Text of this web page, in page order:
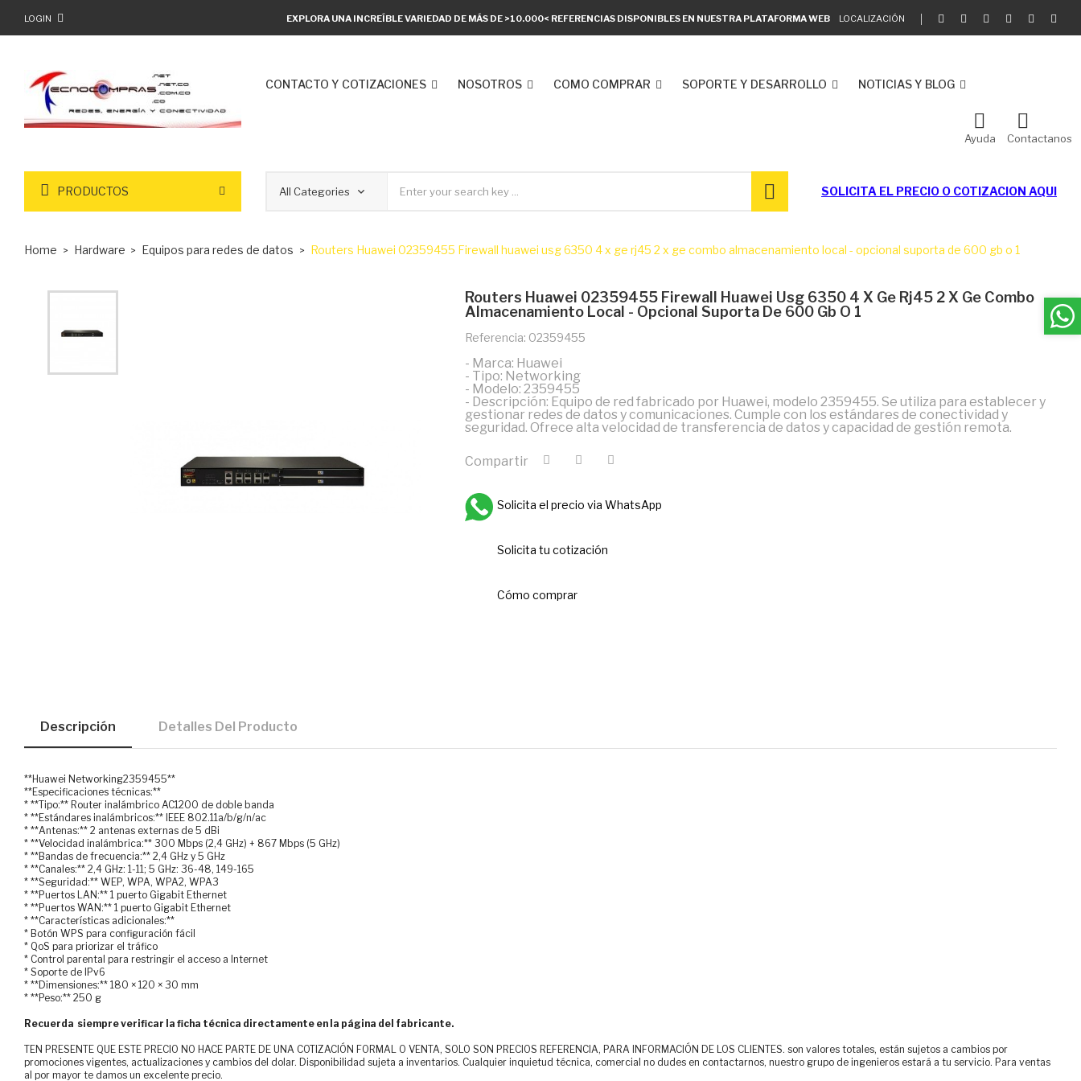
EXPLORA UNA INCREÍBLE VARIEDAD DE MÁS DE >10.000< REFERENCIAS DISPONIBLES EN NUESTRA PLATAFORMA WEB LOCALIZACIÓN
LOGIN
CONTACTO Y COTIZACIONES NOSOTROS COMO COMPRAR SOPORTE Y DESARROLLO NOTICIAS Y BLOG
Ayuda Contactanos
PRODUCTOS SOLICITA EL PRECIO O COTIZACION AQUI
Home Hardware Equipos para redes de datos Routers Huawei 02359455 Firewall huawei usg 6350 4 x ge rj45 2 x ge combo almacenamiento local - opcional suporta de 600 gb o 1
Routers Huawei 02359455 Firewall Huawei Usg 6350 4 X Ge Rj45 2 X Ge Combo
Almacenamiento Local - Opcional Suporta De 600 Gb O 1
Referencia: 02359455
- Marca: Huawei
- Tipo: Networking
- Modelo: 2359455
- Descripción: Equipo de red fabricado por Huawei, modelo 2359455. Se utiliza para establecer y
gestionar redes de datos y comunicaciones. Cumple con los estándares de conectividad y
seguridad. Ofrece alta velocidad de transferencia de datos y capacidad de gestión remota.
Compartir
Solicita el precio via WhatsApp
Solicita tu cotización
Cómo comprar
Descripción Detalles Del Producto
**Huawei Networking2359455**
**Especificaciones técnicas:**
* **Tipo:** Router inalámbrico AC1200 de doble banda
* **Estándares inalámbricos:** IEEE 802.11a/b/g/n/ac
* **Antenas:** 2 antenas externas de 5 dBi
* **Velocidad inalámbrica:** 300 Mbps (2,4 GHz) + 867 Mbps (5 GHz)
* **Bandas de frecuencia:** 2,4 GHz y 5 GHz
* **Canales:** 2,4 GHz: 1-11; 5 GHz: 36-48, 149-165
* **Seguridad:** WEP, WPA, WPA2, WPA3
* **Puertos LAN:** 1 puerto Gigabit Ethernet
* **Puertos WAN:** 1 puerto Gigabit Ethernet
* **Características adicionales:**
* Botón WPS para configuración fácil
* QoS para priorizar el tráfico
* Control parental para restringir el acceso a Internet
* Soporte de IPv6
* **Dimensiones:** 180 × 120 × 30 mm
* **Peso:** 250 g
Recuerda siempre verificar la ficha técnica directamente en la página del fabricante.
TEN PRESENTE QUE ESTE PRECIO NO HACE PARTE DE UNA COTIZACIÓN FORMAL O VENTA, SOLO SON PRECIOS REFERENCIA, PARA INFORMACIÓN DE LOS CLIENTES. son valores totales, están sujetos a cambios por
promociones vigentes, actualizaciones y cambios del dolar. Disponibilidad sujeta a inventarios. Cualquier inquietud técnica, comercial no dudes en contactarnos, nuestro grupo de ingenieros estará a tu servicio. Para ventas
al por mayor te damos un excelente precio.